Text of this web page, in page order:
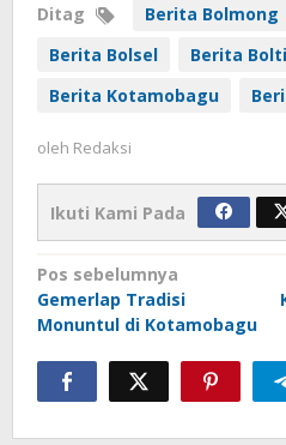
Ditag Berita Bolmong
Berita Bolsel
Berita
Berita Kotamobagu
oleh Redaksi
Ikuti Kami Pada
Navigasi
pos
Pos sebelumnya
Gemerlap Tradisi
Monuntul di Kotamobagu